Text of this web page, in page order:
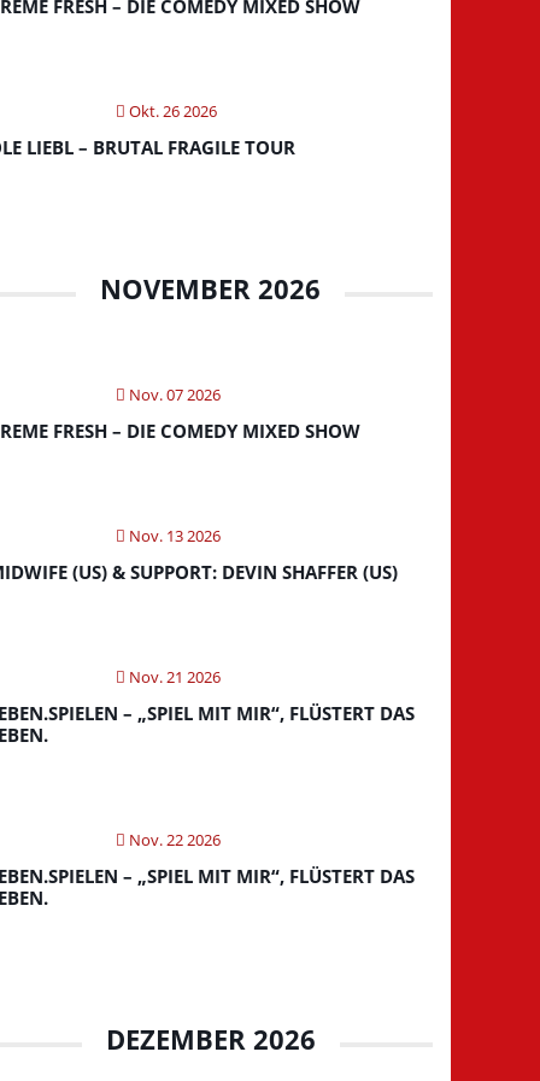
FRESH – DIE COMEDY MIXED SHOW
Okt. 26 2026
LIEBL – BRUTAL FRAGILE TOUR
NOVEMBER 2026
Nov. 07 2026
FRESH – DIE COMEDY MIXED SHOW
Nov. 13 2026
(US) & SUPPORT: DEVIN SHAFFER (US)
Nov. 21 2026
– „SPIEL MIT MIR“, FLÜSTERT DAS
Nov. 22 2026
– „SPIEL MIT MIR“, FLÜSTERT DAS
DEZEMBER 2026